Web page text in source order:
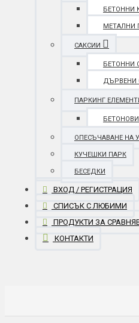
БЕТОННИ
МЕТАЛНИ
САКСИИ
БЕТОННИ
ДЪРВЕНИ
ПАРКИНГ
ОПЕСЪЧАВАНЕ НА
КУЧЕШКИ ПАРК
БЕСЕДКИ
ВХОД / РЕГИСТРАЦИЯ
СПИСЪК С ЛЮБИМИ
ПРОДУКТИ ЗА
КОНТАКТИ